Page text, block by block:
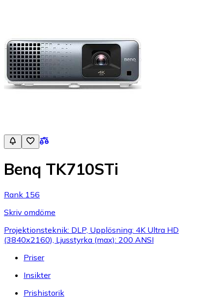
Benq TK710STi
Rank 156
Skriv omdöme
Projektionsteknik: DLP, Upplösning: 4K Ultra HD
(3840x2160), Ljusstyrka (max): 200 ANSI
Priser
Insikter
Prishistorik